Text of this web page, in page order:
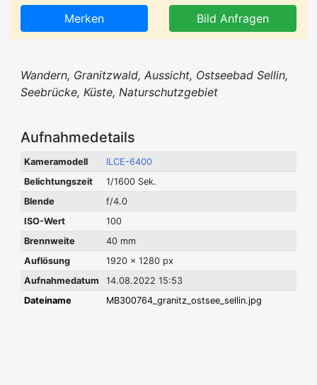
Merken Bild Anfragen
Wandern, Granitzwald, Aussicht, Ostseebad Sellin,
Seebrücke, Küste, Naturschutzgebiet
Aufnahmedetails
Kameramodell
ILCE-6400
Belichtungszeit
1/1600 Sek.
Blende
f/4.0
ISO-Wert
100
Brennweite
40 mm
Auflösung
1920 x 1280 px
Aufnahmedatum
14.08.2022 15:53
Dateiname
MB300764_granitz_ostsee_sellin.jpg